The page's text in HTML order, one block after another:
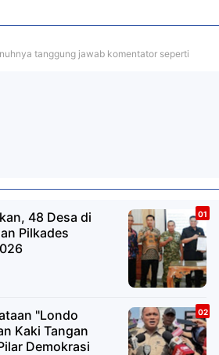
tanggung jawab komentator seperti
48 Desa di
Pilkades
"Londo
Kaki Tangan
Demokrasi